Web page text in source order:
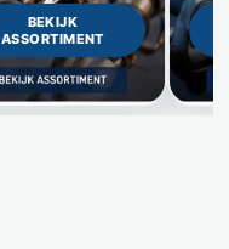
BEKIJK
ASSORTIMENT